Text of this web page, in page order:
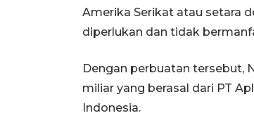
Amerika Serikat atau setara
diperlukan dan tidak
Dengan perbuatan tersebut,
miliar yang berasal dari PT
Indonesia.